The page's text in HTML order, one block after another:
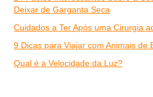
Deixar de Garganta Seca
Cuidados a Ter Após uma Cirurgia
9 Dicas para Viajar com Animais de
Qual é a Velocidade da Luz?